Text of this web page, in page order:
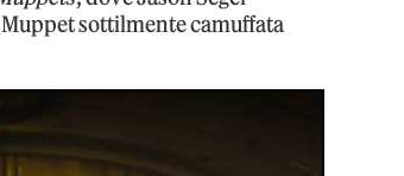
sottilmente camuffata